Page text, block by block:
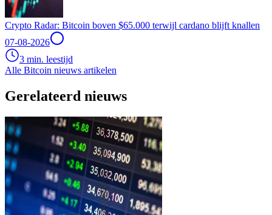
Crypto Radar: Bitcoin boven $65.000 terwijl cardano blijft knallen
07-08-2026
3 min. leestijd
Alle Bitcoin nieuws artikelen
Gerelateerd nieuws